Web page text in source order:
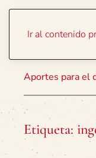
Ir al contenido
Aportes para el
Etiqueta: